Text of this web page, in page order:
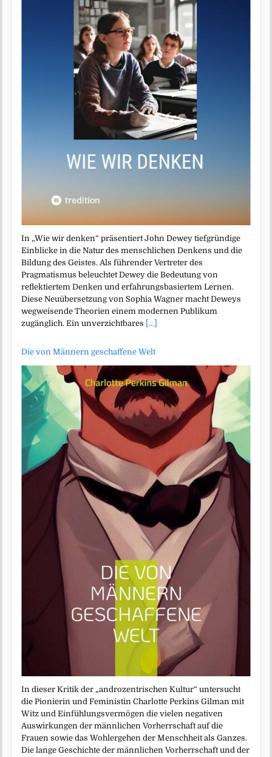
In „Wie wir denken“ präsentiert John Dewey tiefgründige
Einblicke in die Natur des menschlichen Denkens und die
Bildung des Geistes. Als führender Vertreter des
Pragmatismus beleuchtet Dewey die Bedeutung von
reflektiertem Denken und erfahrungsbasiertem Lernen.
Diese Neuübersetzung von Sophia Wagner macht Deweys
wegweisende Theorien einem modernen Publikum
zugänglich. Ein unverzichtbares [...]
Die von Männern geschaffene Welt
In dieser Kritik der „androzentrischen Kultur“ untersucht
die Pionierin und Feministin Charlotte Perkins Gilman mit
Witz und Einfühlungsvermögen die vielen negativen
Auswirkungen der männlichen Vorherrschaft auf die
Frauen sowie das Wohlergehen der Menschheit als Ganzes.
Die lange Geschichte der männlichen Vorherrschaft und der